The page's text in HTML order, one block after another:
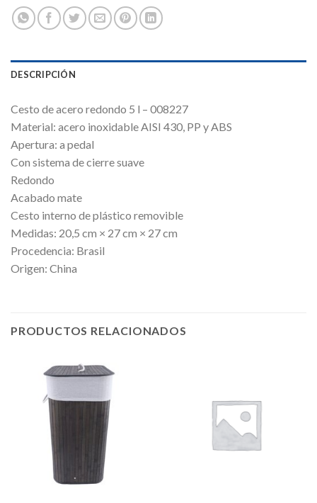
DESCRIPCIÓN
Cesto de acero redondo 5 l – 008227
Material: acero inoxidable AISI 430, PP y ABS
Apertura: a pedal
Con sistema de cierre suave
Redondo
Acabado mate
Cesto interno de plástico removible
Medidas: 20,5 cm × 27 cm × 27 cm
Procedencia: Brasil
Origen: China
PRODUCTOS RELACIONADOS